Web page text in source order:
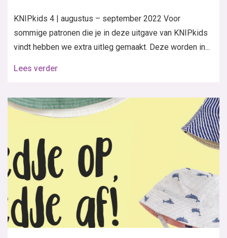
KNIPkids 4 | augustus – september 2022 Voor
sommige patronen die je in deze uitgave van KNIPkids
vindt hebben we extra uitleg gemaakt. Deze worden in...
Lees verder